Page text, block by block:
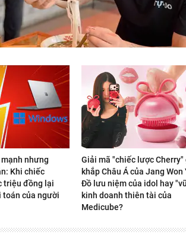
nhưng
Khi chiếc
triệu đồng lại
toán của người
Giải mã "chiếc lược Cherry"
khắp Châu Á của Jang Won
Đồ lưu niệm của idol hay
kinh doanh thiên tài của
Medicube?